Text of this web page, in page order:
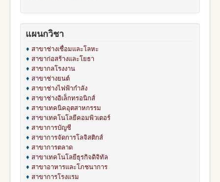
แผนกวิชา
♦ สาขาช่างเชื่อมและโลหะ
♦ สาขาก่อสร้างและโยธา
♦ สาขากลโรงงาน
♦ สาขาช่างยนต์
♦ สาขาช่างไฟฟ้ากำลัง
♦ สาขาช่างอิเล็กทรอนิกส์
♦ สาขาเทคนิคอุตสาหกรรม
♦ สาขาเทคโนโลยีคอมพิวเตอร์
♦ สาขาการบัญชี
♦ สาขาการจัดการโลจิสติกส์
♦ สาขาการตลาด
♦ สาขาเทคโนโลยีธุรกิจดิจิทัล
♦ สาขาอาหารและโภชนาการ
♦ สาขาการโรงแรม